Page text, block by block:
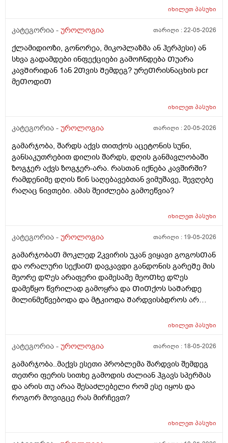
დამიჯდეება ანალიევი ექიმთან ვიზიდი რო ვიცოდე ამ
იხილეთპასუხი
კატეგორია - უროლოგია თარიღი :22-05-2026
ქლამიდიოზი, გონორეა, მიკოპლაზმა ან ჰერპესი) ან
სხვა გადამდები ინფექციები გამოᲩნდება Თუარა
კავᲨირიდან 1ან 2Თვის Შემდეგ? ურეᲗრისნაცხის pcr
მეᲗოდიᲗ
იხილეთპასუხი
კატეგორია - უროლოგია თარიღი :20-05-2026
გამარჯობა, შარდს აქვს თითქოს აცეტონის სუნი,
განსაკუთრებით დილის შარდს, დღის განმავლობაში
ზოგჯერ აქვს ზოგჯერ-არა. რასთან იქნება კავშირში?
რამდენიმე დღის წინ საღებავებთან ვიმუშავე, შევღებე
რაღაც ნივთები. ამას შეიძლება გამოეწვია?
იხილეთპასუხი
კატეგორია - უროლოგია თარიღი : 19-05-2026
გამარჯობაᲗ მოკლედ 2კვირის უკან ვიყავი გოგოსᲗან
და ორალური სექსიᲗ დავკავდი განდონის გარეᲨე მის
მეორე დᲦეს არაფერი დამესამე მეოᲗხე დᲦეს
დამეწყო წვრილად გამოყრა და ᲗიᲗქოს საᲨარდე
მილინმეწვებოდა და მტკიოდა Შარდვისბდროს არ
კონკრეტული ადგილი მტკიოდა. მერე ვისხავდი
რო ვᲨარდავდი Შარდი Შიგ რᲩებოდაა წვეᲗები
Ჩერდებოდა Შარდიმერე ᲗიᲗქოს გამიარაა არც
გამონაყრის ქავილი არ მქონდა არაფერი არაფეტი
აგარ მაწუხებდა ამტკივილმა და რაგაცებმა 2დᲦეᲨი
გაიარა მერე ისევ სხვასᲗან დავკავდი უბრალოდ
მიმასტურბირებდა განდონის გარეᲨე და გავაᲗავე მის
იხილეთპასუხი
კატეგორია - უროლოგია თარიღი : 18-05-2026
გამარჯობა..მაქვს ესეთი პრობლემა შარდვის შემდეგ
თეთრი ფერის სითხე გამოდის ძალიან ჰგავს სპერმას
და არის თუ არაა შესაძლებელი რომ ესე იყოს და
როგორ მოვიგცე რას მირჩევთ?
იხილეთპასუხი